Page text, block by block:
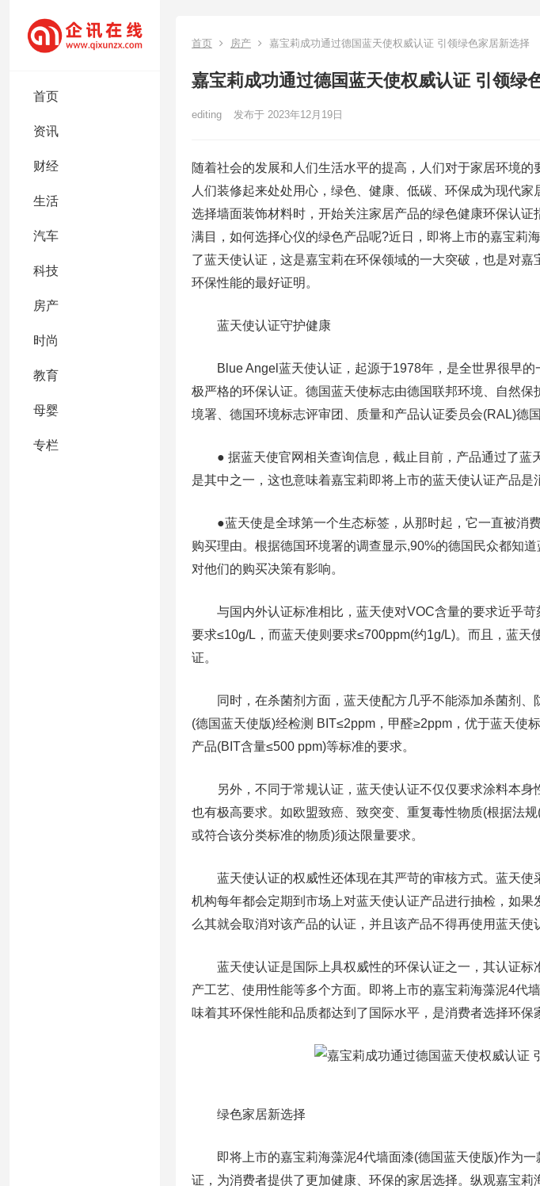
首页
资讯
财经
生活
汽车
科技
房产
时尚
教育
母婴
专栏
首页 房产 嘉宝莉成功通过德国蓝天使权威认证 引领绿色家居新选择
嘉宝莉成功通过德国蓝天使权威认证 引领绿
editing 发布于 2023年12月19日
随着社会的发展和人们生活水平的提高，人们对于家居环境的
人们装修起来处处用心，绿色、健康、低碳、环保成为现代
选择墙面装饰材料时，开始关注家居产品的绿色健康环保认
满目，如何选择心仪的绿色产品呢?近日，即将上市的嘉宝莉
了蓝天使认证，这是嘉宝莉在环保领域的一大突破，也是对
环保性能的最好证明。
蓝天使认证守护健康
Blue Angel蓝天使认证，起源于1978年，是全世界很早的
极严格的环保认证。德国蓝天使标志由德国联邦环境、自然
境署、德国环境标志评审团、质量和产品认证委员会(RAL)德
● 据蓝天使官网相关查询信息，截止目前，产品通过了蓝
是其中之一，这也意味着嘉宝莉即将上市的蓝天使认证产品是
●蓝天使是全球第一个生态标签，从那时起，它一直被消
购买理由。根据德国环境署的调查显示,90%的德国民众都知
对他们的购买决策有影响。
与国内外认证标准相比，蓝天使对VOC含量的要求近乎苛
要求≤10g/L，而蓝天使则要求≤700ppm(约1g/L)。而且，蓝天
证。
同时，在杀菌剂方面，蓝天使配方几乎不能添加杀菌剂、
(德国蓝天使版)经检测 BIT≤2ppm，甲醛≥2ppm，优于蓝天使
产品(BIT含量≤500 ppm)等标准的要求。
另外，不同于常规认证，蓝天使认证不仅仅要求涂料本身
也有极高要求。如欧盟致癌、致突变、重复毒性物质(根据法
或符合该分类标准的物质)须达限量要求。
蓝天使认证的权威性还体现在其严苛的审核方式。蓝天使
机构每年都会定期到市场上对蓝天使认证产品进行抽检，如
么其就会取消对该产品的认证，并且该产品不得再使用蓝天使
蓝天使认证是国际上具权威性的环保认证之一，其认证标
产工艺、使用性能等多个方面。即将上市的嘉宝莉海藻泥4代
味着其环保性能和品质都达到了国际水平，是消费者选择环保
绿色家居新选择
即将上市的嘉宝莉海藻泥4代墙面漆(德国蓝天使版)作为一
证，为消费者提供了更加健康、环保的家居选择。纵观嘉宝